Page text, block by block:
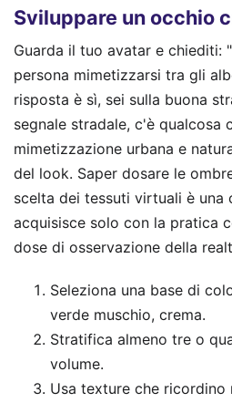
Sviluppare un occhio
Guarda il tuo avatar e chiediti:
persona mimetizzarsi tra gli
risposta è sì, sei sulla buona
segnale stradale, c'è qualcosa
mimetizzazione urbana e
del look. Saper dosare le
scelta dei tessuti virtuali è una
acquisisce solo con la pratica
dose di osservazione della
Seleziona una base di
verde muschio, crema.
Stratifica almeno tre o
volume.
Usa texture che